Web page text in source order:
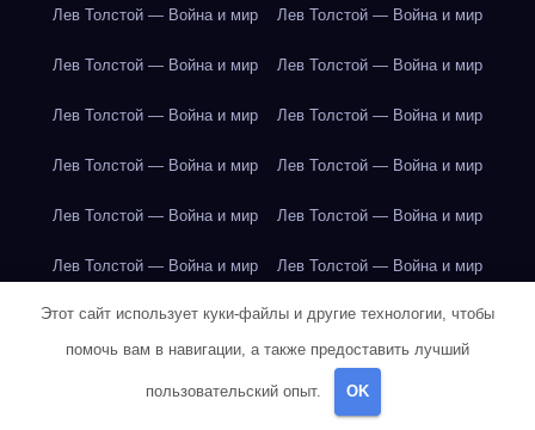
Лев Толстой — Война и мир Лев Толстой — Война и мир
Лев Толстой — Война и мир Лев Толстой — Война и мир
Лев Толстой — Война и мир Лев Толстой — Война и мир
Лев Толстой — Война и мир Лев Толстой — Война и мир
Лев Толстой — Война и мир Лев Толстой — Война и мир
Лев Толстой — Война и мир Лев Толстой — Война и мир
Лондон Лондон Лондон Лондон Лондон Лондон
Лондон
Лондон Лос-Анджелес
Этот сайт использует куки-файлы и другие технологии, чтобы
помочь вам в навигации, а также предоставить лучший
пользовательский опыт. OK